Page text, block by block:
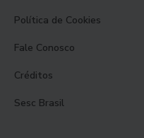
Política de Cookies
Fale Conosco
Créditos
Sesc Brasil